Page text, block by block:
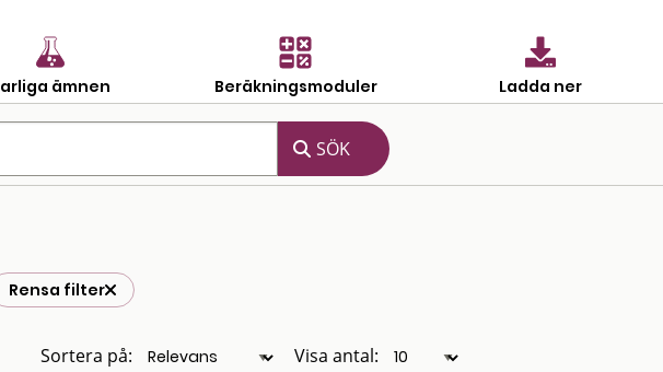
ämnen Beräkningsmoduler Ladda ner
Rensa filter
Sortera på: Visa antal: